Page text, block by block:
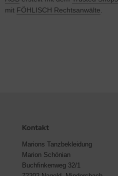
mit FÖHLISCH Rechtsanwälte
Kontakt
Marions Tanzbekleidung
Marion Schönian
Buchfinkenweg 32/1